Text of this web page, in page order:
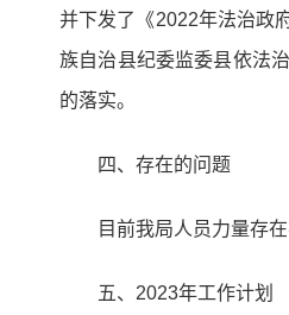
并下发了《2022年法治政
族自治县纪委监委县依法
的落实。
四、存在的问题
目前我局人员力量存
五、2023年工作计划